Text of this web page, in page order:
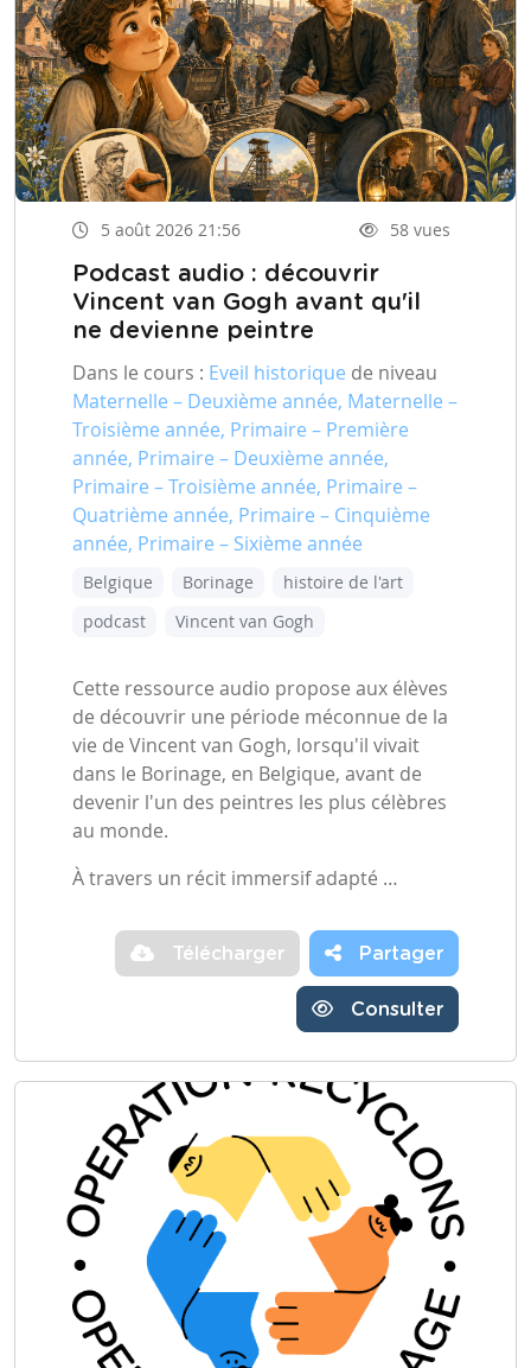
5 août 2026 21:56 58 vues
Podcast audio : découvrir
Vincent van Gogh avant qu'il
ne devienne peintre
Dans le cours : Eveil historique de niveau
Maternelle – Deuxième année, Maternelle –
Troisième année, Primaire – Première
année, Primaire – Deuxième année,
Primaire – Troisième année, Primaire –
Quatrième année, Primaire – Cinquième
année, Primaire – Sixième année
Belgique Borinage
histoire de l'art
podcast
Vincent van Gogh
Cette ressource audio propose aux élèves
de découvrir une période méconnue de la
vie de Vincent van Gogh, lorsqu'il vivait
dans le Borinage, en Belgique, avant de
devenir l'un des peintres les plus célèbres
au monde.
À travers un récit immersif adapté …
Télécharger Partager
Consulter